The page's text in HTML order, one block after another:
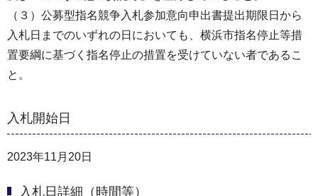
（３）公募型指名競争入札参加意向申出書提出期限日から
入札日までのいずれの日においても、横浜市指名停止等措
置要綱に基づく指名停止の措置を受けていない者であるこ
と。
入札開始日
2023年11月20日
入札日詳細（時間等）